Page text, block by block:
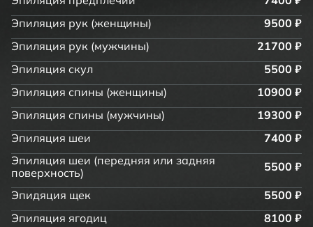
Эпиляция рук (женщины)
9500 ₽
Эпиляция рук (мужчины)
21700 ₽
Эпиляция скул
5500 ₽
Эпиляция спины (женщины)
10900 ₽
Эпиляция спины (мужчины)
19300 ₽
Эпиляция шеи
7400 ₽
Эпиляция шеи (передняя или задняя
поверхность)
5500 ₽
Эпидяция щек
5500 ₽
Эпиляция ягодиц
8100 ₽